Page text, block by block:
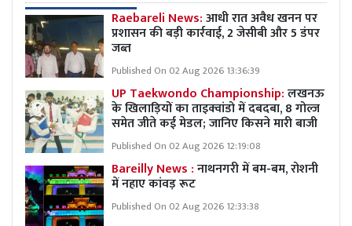
Raebareli News:आधी रात अवैध खनन पर
प्रशासन की बड़ी कार्रवाई, 2 जेसीबी और 5 डंपर
जब्त
Published On 02 Aug 2026 13:36:39
UP Taekwondo Championship:लखनऊ
के खिलाड़ियों का ताइक्वांडो में दबदबा, 8 गोल्ज
समेत जीते कई मेडल; जानिए किसने मारी बाजी
Published On 02 Aug 2026 12:19:08
Bareilly News :नाथनगरी में बम-बम, रोशनी
में नहाए कांवड़ रूट
Published On 02 Aug 2026 12:33:38